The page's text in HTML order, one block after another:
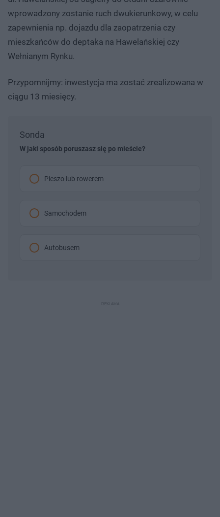
wprowadzony zostanie ruch dwukierunkowy, w celu
zapewnienia np. dojazdu dla zaopatrzenia czy
mieszkańców do deptaka na Hawelańskiej czy
Wełnianym Rynku.
Przypomnijmy: inwestycja ma zostać zrealizowana w
ciągu 13 miesięcy.
Sonda
W jaki sposób poruszasz się po mieście?
Pieszo lub rowerem
Samochodem
Autobusem